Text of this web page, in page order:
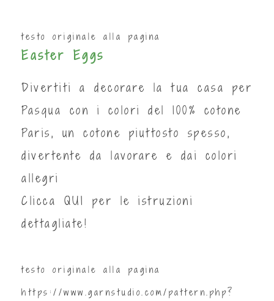
testo originale alla pagina
Easter Eggs
Divertiti a decorare la tua casa per
Pasqua con i colori del 100% cotone
Paris, un cotone piuttosto spesso,
divertente da lavorare e dai colori
allegri
Clicca QUI
per le istruzioni
dettagliate!
testo originale alla pagina
https://www.garnstudio.com/pattern.php?